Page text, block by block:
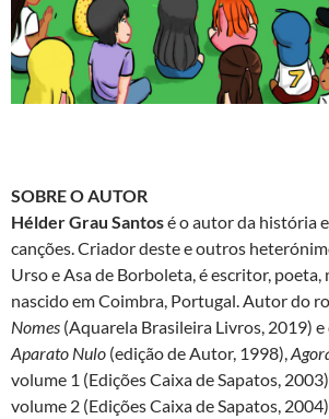
SOBRE O AUTOR
Hélder Grau Santosé o autor da história
canções. Criador deste e outros
Urso e Asa de Borboleta, é escritor, poeta,
nascido em Coimbra, Portugal. Autor do
Nomes (Aquarela Brasileira Livros, 2019)
Aparato Nulo (edição de Autor, 1998),
volume 1 (Edições Caixa de Sapatos, 2003),
volume 2 (Edições Caixa de Sapatos, 2004),